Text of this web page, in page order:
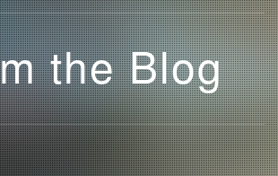
the Blog